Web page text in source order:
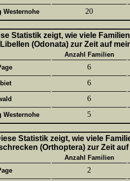
Westernohe 20
Statistik zeigt, wie viele
Libellen (Odonata) zur Zeit auf
Anzahl Familien
6
6
6
Westernohe 5
Statistik zeigt, wie viele
(Orthoptera) zur Zeit
Anzahl Familien
2